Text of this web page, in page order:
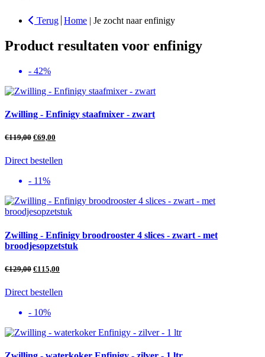
Terug Home | Je zocht naar enfinigy
Product resultaten voor enfinigy
- 42%
Zwilling - Enfinigy staafmixer - zwart
€119,00 €69,00
Direct bestellen
- 11%
Zwilling - Enfinigy broodrooster 4 slices - zwart - met
broodjesopzetstuk
€129,00 €115,00
Direct bestellen
- 10%